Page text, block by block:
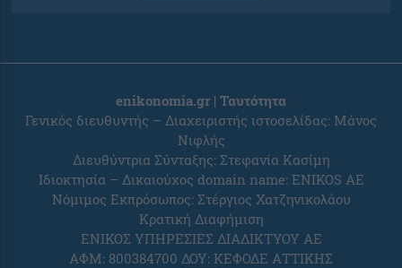
enikonomia.gr | Ταυτότητα
Γενικός διευθυντής – Διαχειριστής ιστοσελίδας: Μάνος
Νιφλής
Διευθύντρια Σύνταξης: Στεφανία Κασίμη
Ιδιοκτησία – Δικαιούχος domain name: ENIKOS AE
Νόμιμος Εκπρόσωπος: Στέργιος Χατζηνικολάου
Κρατική Διαφήμιση
ΕΝΙΚΟΣ ΥΠΗΡΕΣΙΕΣ ΔΙΑΔΙΚΤΥΟΥ ΑΕ
ΑΦΜ: 800384700 ΔΟΥ: ΚΕΦΟΔΕ ΑΤΤΙΚΗΣ